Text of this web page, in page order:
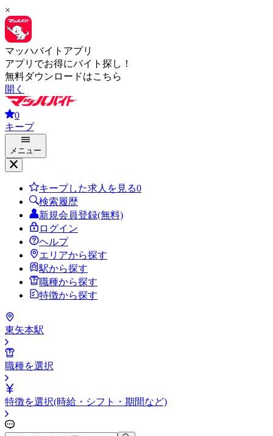
×
マッハバイトアプリ
アプリでお得にバイト探し！
無料ダウンロードはこちら
開く
0
キープ
メニュー
キープした求人を見る0
検索履歴
新規会員登録(無料)
ログイン
ヘルプ
エリアから探す
駅から探す
職種から探す
特徴から探す
東矢本駅
職種を選択
特徴を選択(時給・シフト・期間など)